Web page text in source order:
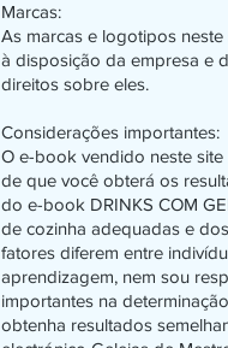
Marcas:
As marcas e logotipos
à disposição da empresa e
direitos sobre eles.
Considerações importantes:
O e-book vendido neste
de que você obterá os
do e-book DRINKS COM
de cozinha adequadas e
fatores diferem entre
aprendizagem, nem sou
importantes na
obtenha resultados